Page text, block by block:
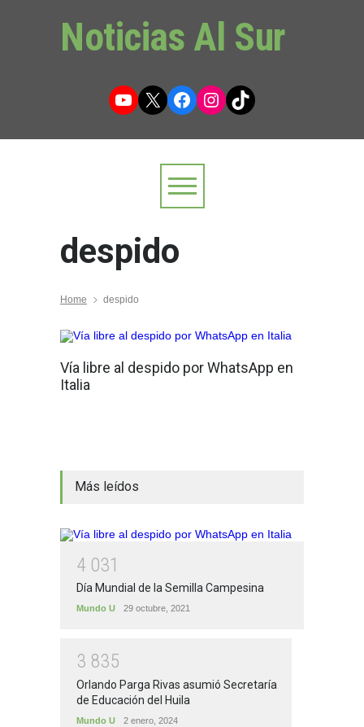
Noticias Al Sur
YouTube
X Facebook
Instagram
TikTok
despido
Home despido
Vía libre al despido por WhatsApp en
Italia
Más leídos
4 031
Día Mundial de la Semilla Campesina
Mundo U 29 octubre, 2021
3 835
Orlando Parga Rivas asumió Secretaría
de Educación del Huila
Mundo U 2 enero, 2024